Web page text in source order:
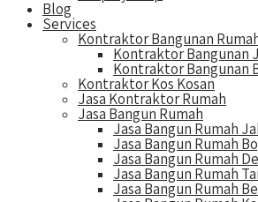
Blog
Services
Kontraktor Bangunan
Kontraktor Bangunan
Kontraktor Bangunan
Kontraktor Kos Kosan
Jasa Kontraktor Rumah
Jasa Bangun Rumah
Jasa Bangun Rumah
Jasa Bangun Rumah
Jasa Bangun Rumah
Jasa Bangun Rumah
Jasa Bangun Rumah